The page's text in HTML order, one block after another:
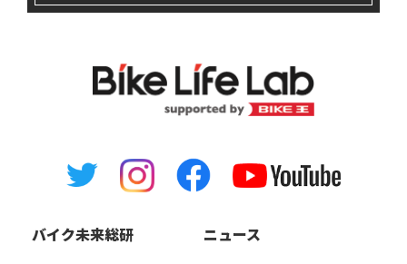
バイク未来総研
ニュース